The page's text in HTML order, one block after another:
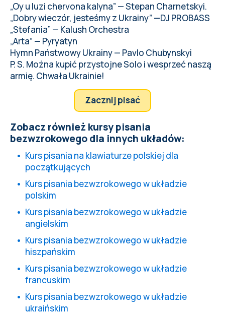
„Oy u luzi chervona kalyna” —Stepan Charnetskyi.
„Dobry wieczór, jesteśmy z Ukrainy” —DJ PROBASS
„Stefania” — Kalush Orchestra
„Arta” — Pyryatyn
Hymn Państwowy Ukrainy — Pavlo Chubynskyi
P. S. Można kupićprzystojne Solo i wesprzeć naszą
armię. Chwała Ukrainie!
Zacznij pisać
Zobacz również kursy pisania
bezwzrokowego dla innych układów:
Kurs pisania na klawiaturze polskiej dla
początkujących
Kurs pisania bezwzrokowego w układzie
polskim
Kurs pisania bezwzrokowego w układzie
angielskim
Kurs pisania bezwzrokowego w układzie
hiszpańskim
Kurs pisania bezwzrokowego w układzie
francuskim
Kurs pisania bezwzrokowego w układzie
ukraińskim